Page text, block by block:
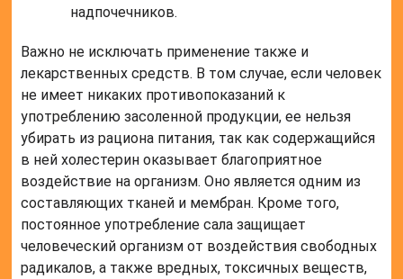
надпочечников.
Важно не исключать применение также и
лекарственных средств. В том случае, если человек
не имеет никаких противопоказаний к
употреблению засоленной продукции, ее нельзя
убирать из рациона питания, так как содержащийся
в ней холестерин оказывает благоприятное
воздействие на организм. Оно является одним из
составляющих тканей и мембран. Кроме того,
постоянное употребление сала защищает
человеческий организм от воздействия свободных
радикалов, а также вредных, токсичных веществ,